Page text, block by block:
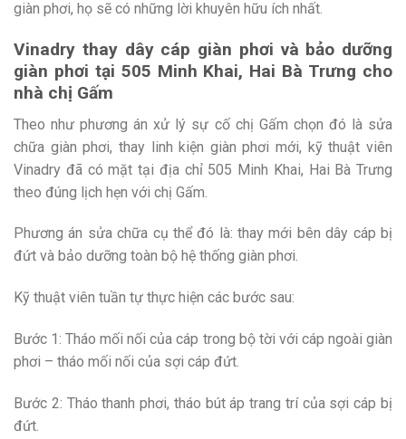
giàn phơi, họ sẽ có những lời khuyên hữu ích nhất.
Vinadry thay dây cáp giàn phơi và bảo dưỡng
giàn phơi tại 505 Minh Khai, Hai Bà Trưng cho
nhà chị Gấm
Theo như phương án xử lý sự cố chị Gấm chọn đó là sửa
chữa giàn phơi, thay linh kiện giàn phơi mới, kỹ thuật viên
Vinadry đã có mặt tại địa chỉ 505 Minh Khai, Hai Bà Trưng
theo đúng lịch hẹn với chị Gấm.
Phương án sửa chữa cụ thể đó là: thay mới bên dây cáp bị
đứt và bảo dưỡng toàn bộ hệ thống giàn phơi.
Kỹ thuật viên tuần tự thực hiện các bước sau:
Bước 1: Tháo mối nối của cáp trong bộ tời với cáp ngoài giàn
phơi – tháo mối nối của sợi cáp đứt.
Bước 2: Tháo thanh phơi, tháo bút áp trang trí của sợi cáp bị
đứt.